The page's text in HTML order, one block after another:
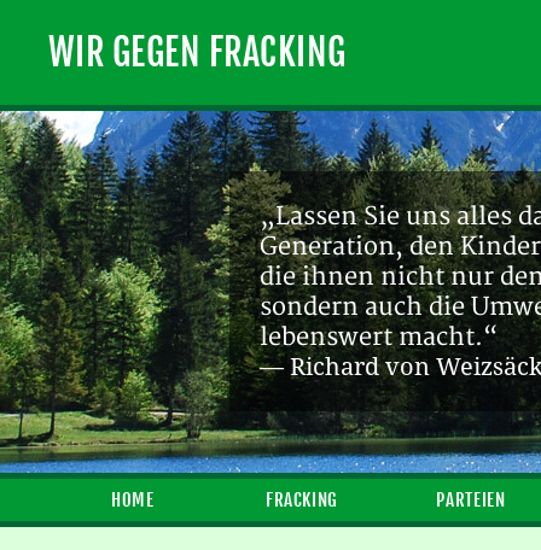
WIR GEGEN FRACKING
„Lassen Sie uns alles
Generation, den
die ihnen nicht nur
sondern auch die
lebenswert macht.“
— Richard von
HOME FRACKING PARTEIEN